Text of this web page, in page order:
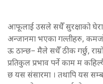
आफूलाई उसले सधैँ सुरक्षाको
अन्जानमा भएका गल्तीहरु,
ऊ ठान्छ– मैले सधैँ ठीक गर्छु,
प्रतिकुल प्रभाव पर्ने काम म
छ यस संसारमा । तथापि यस